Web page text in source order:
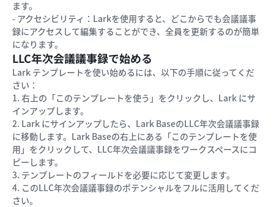
ます。
- アクセシビリティ：Larkを使用すると、どこからでも会議議事
録にアクセスして編集することができ、全員を更新するのが簡単
になります。
LLC年次会議議事録で始める
Lark テンプレートを使い始めるには、以下の手順に従ってくだ
さい：
1. 右上の「このテンプレートを使う」をクリックし、Lark にサ
インアップします。
2. Lark にサインアップしたら、Lark BaseのLLC年次会議議事録
に移動します。Lark Baseの右上にある「このテンプレートを使
用」をクリックして、LLC年次会議議事録をワークスペースにコ
ピーします。
3. テンプレートのフィールドを必要に応じて変更します。
4. このLLC年次会議議事録のポテンシャルをフルに活用してくだ
さい。